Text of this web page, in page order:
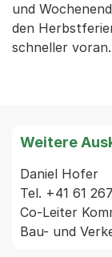
und
den
schneller voran.
Weitere
Daniel Hofer
Tel. +41 61
Co-Leiter